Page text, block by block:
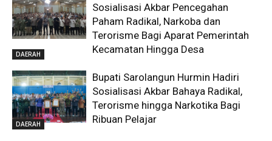
DAERAH
Sosialisasi Akbar Pencegahan
Paham Radikal, Narkoba dan
Terorisme Bagi Aparat Pemerintah
Kecamatan Hingga Desa
DAERAH
Bupati Sarolangun Hurmin Hadiri
Sosialisasi Akbar Bahaya Radikal,
Terorisme hingga Narkotika Bagi
Ribuan Pelajar